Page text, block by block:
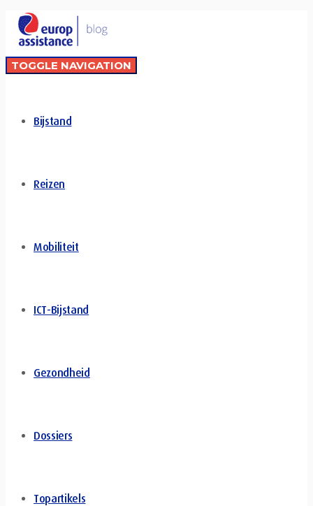
TOGGLE NAVIGATION
Bijstand
Reizen
Mobiliteit
ICT-Bijstand
Gezondheid
Dossiers
Topartikels